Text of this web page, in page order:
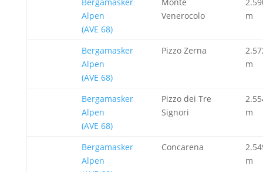
Alpen
(AVE 68)
Venerocolo
m
Bergamasker
Alpen
(AVE 68)
Pizzo Zerna
m
Bergamasker
Alpen
(AVE 68)
Pizzo dei Tre
Signori
m
Bergamasker
Alpen
Concarena
m